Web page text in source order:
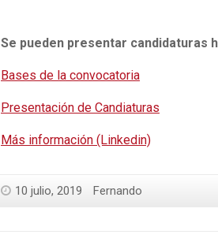
Se pueden presentar candidaturas
Bases de la convocatoria
Presentación de Candiaturas
Más información (Linkedin)
10 julio, 2019 Fernando